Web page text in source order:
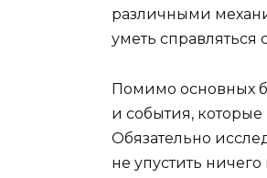
различными
уметь справляться
Помимо основных
и события,
Обязательно
не упустить ничего